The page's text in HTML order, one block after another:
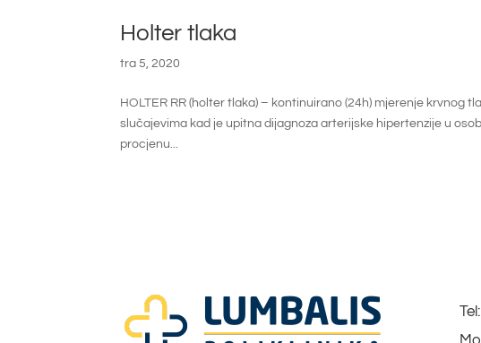
Holter tlaka
tra 5, 2020
HOLTER RR (holter tlaka) – kontinuirano (24h) mjerenje krvnog
slučajevima kad je upitna dijagnoza arterijske hipertenzije u
procjenu...
Tel: